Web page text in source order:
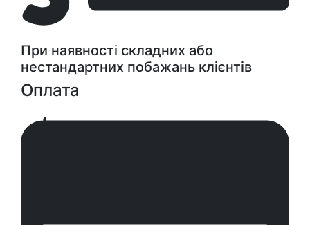
При наявності складних або
нестандартних побажань клієнтів
Оплата